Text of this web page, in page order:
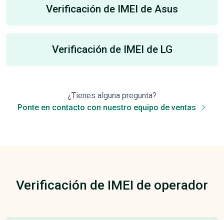
Verificación de IMEI de Asus
Verificación de IMEI de LG
¿Tienes alguna pregunta?
Ponte en contacto con nuestro equipo de ventas
Verificación de IMEI de operador